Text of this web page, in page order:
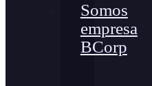
Somos
empresa
BCorp